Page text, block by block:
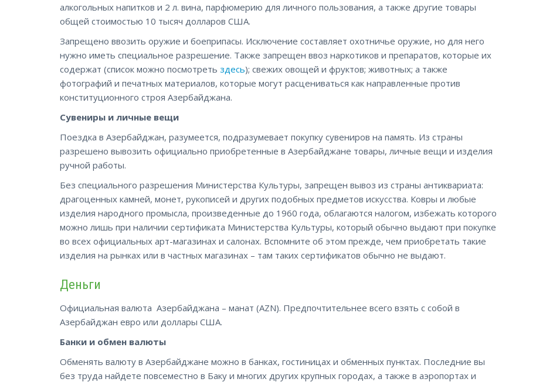
алкогольных напитков и 2 л. вина, парфюмерию для личного пользования, а также другие товары
общей стоимостью 10 тысяч долларов США.
Запрещено ввозить оружие и боеприпасы. Исключение составляет охотничье оружие, но для него
нужно иметь специальное разрешение. Также запрещен ввоз наркотиков и препаратов, которые их
содержат (список можно посмотреть здесь); свежих овощей и фруктов; животных; а также
фотографий и печатных материалов, которые могут расцениваться как направленные против
конституционного строя Азербайджана.
Сувениры и личные вещи
Поездка в Азербайджан, разумеется, подразумевает покупку сувениров на память. Из страны
разрешено вывозить официально приобретенные в Азербайджане товары, личные вещи и изделия
ручной работы.
Без специального разрешения Министерства Культуры, запрещен вывоз из страны антиквариата:
драгоценных камней, монет, рукописей и других подобных предметов искусства. Ковры и любые
изделия народного промысла, произведенные до 1960 года, облагаются налогом, избежать которого
можно лишь при наличии сертификата Министерства Культуры, который обычно выдают при покупке
во всех официальных арт-магазинах и салонах. Вспомните об этом прежде, чем приобретать такие
изделия на рынках или в частных магазинах – там таких сертификатов обычно не выдают.
Деньги
Официальная валюта Азербайджана – манат (AZN). Предпочтительнее всего взять с собой в
Азербайджан евро или доллары США.
Банки и обмен валюты
Обменять валюту в Азербайджане можно в банках, гостиницах и обменных пунктах. Последние вы
без труда найдете повсеместно в Баку и многих других крупных городах, а также в аэропортах и